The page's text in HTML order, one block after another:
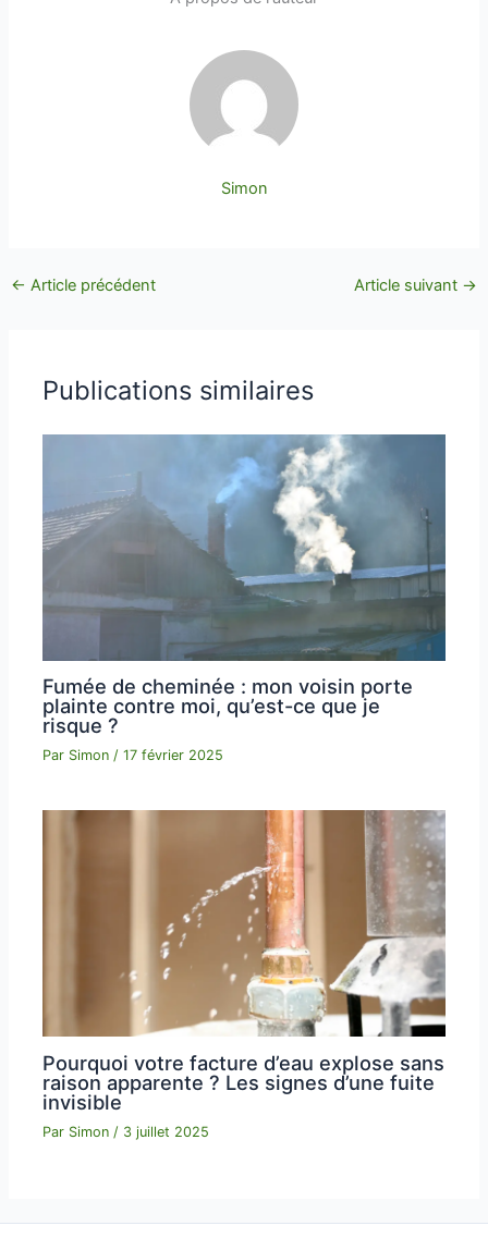
Simon
← Article précédent Article suivant →
Publications similaires
Fumée de cheminée : mon voisin porte
plainte contre moi, qu’est-ce que je
risque ?
Par Simon/17 février 2025
Pourquoi votre facture d’eau explose sans
raison apparente ? Les signes d’une fuite
invisible
Par Simon / 3 juillet 2025